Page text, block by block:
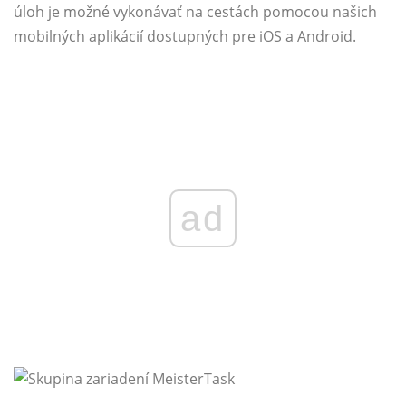
úloh je možné vykonávať na cestách pomocou našich
mobilných aplikácií dostupných pre iOS a Android.
ad